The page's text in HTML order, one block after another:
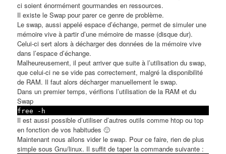
ci soient énormément gourmandes en ressources.
Il existe leSwap pour parer ce genre de problème.
Le swap, aussi appelé espace d’échange, permet de simuler une
mémoire vive à partir d’une mémoire de masse (disque dur).
Celui-ci sert alors à décharger des données de la mémoire vive
dans l’espace d’échange.
Malheureusement, il peut arriver que suite à l’utilisation du swap,
que celui-ci ne se vide pas correctement, malgré la disponibilité
de RAM. Il faut alors décharger manuellement le swap.
Dans un premier temps, vérifions l’utilisation de la RAM et du
Swap
free -h
Il est aussi possible d’utiliser d’autres outils comme htop ou top
en fonction de vos habitudes 🙂
Maintenant nous allons vider le swap. Pour ce faire, rien de plus
simple sousGnu/linux. Il suffit de taper la commande suivante :